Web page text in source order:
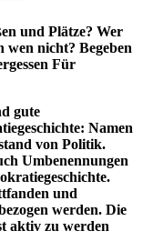
und Plätze? Wer
nicht? Begeben
Für
gute
Namen
von Politik.
Umbenennungen
und
werden. Die
aktiv zu werden